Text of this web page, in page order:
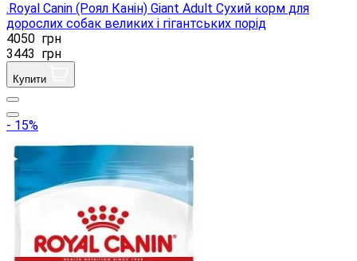
.Royal Canin (Роял Канін) Giant Adult Сухий корм для
дорослих собак великих і гігантських порід
4050 грн
3443 грн
Купити
- 15%